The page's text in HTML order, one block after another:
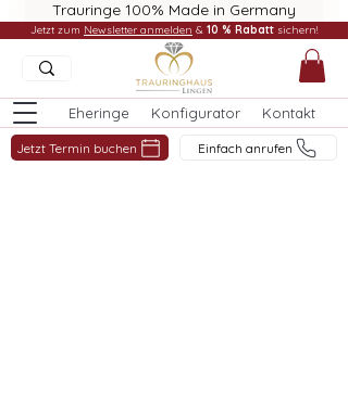
Trauringe 100% Made in Germany
Eheringe Konfigurator Kontakt
Jetzt Termin buchen Einfach anrufen
Jetzt zum Newsletter anmelden & 10 % Rabatt sichern!